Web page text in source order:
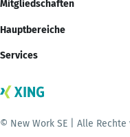
Mitgliedschaften
Hauptbereiche
Services
© New Work SE | Alle